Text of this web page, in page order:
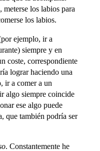
los labios para
los labios.
ejemplo, ir a
siempre y en
coste, correspondiente
lograr haciendo una
ir a comer a un
algo siempre coincide
ese algo puede
que también podría ser
. Constantemente he